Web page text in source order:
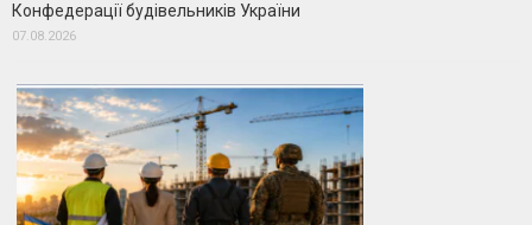
Конфедерації будівельників України
07.08.2026